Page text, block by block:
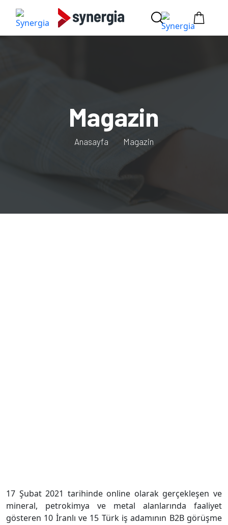
Magazin
Anasayfa Magazin
17 Şubat 2021 tarihinde online olarak gerçekleşen ve
mineral, petrokimya ve metal alanlarında faaliyet
gösteren 10 İranlı ve 15 Türk iş adamının B2B görüşme